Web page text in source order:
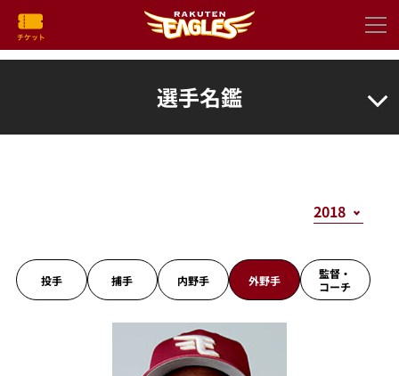
選手名鑑
投手 捕手 内野手 外野手
監督・
コーチ